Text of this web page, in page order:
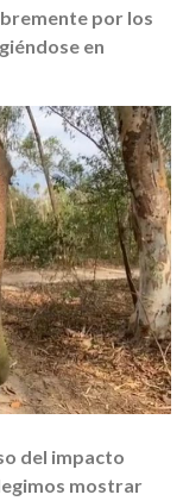
por los
en
del impacto
mostrar